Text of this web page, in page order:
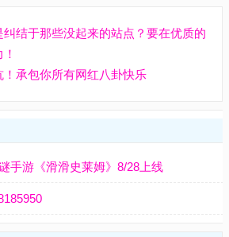
纠结于那些没起来的站点？要在优质的
！承包你所有网红八卦快乐
手游《滑滑史莱姆》8/28上线